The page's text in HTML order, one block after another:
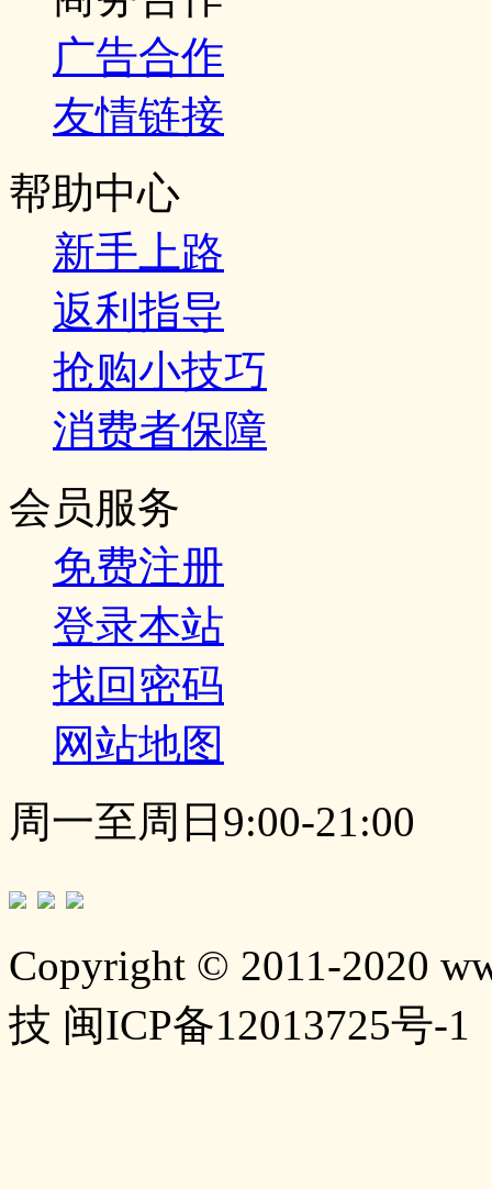
广告合作
友情链接
帮助中心
新手上路
返利指导
抢购小技巧
消费者保障
会员服务
免费注册
登录本站
找回密码
网站地图
周一至周日9:00-21:00
Copyright © 2011-2020
技 闽ICP备12013725号-1